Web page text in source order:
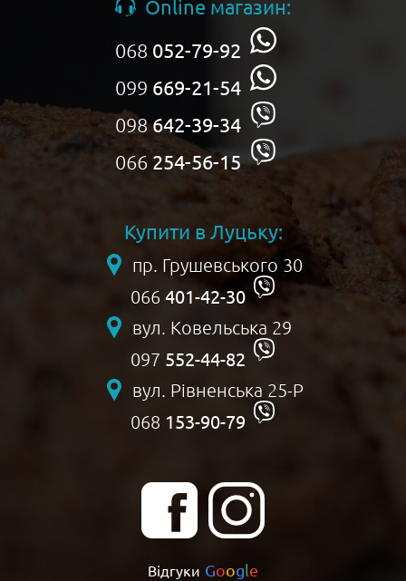
Відгуки Google
Online магазин:
068 052-79-92
099 669-21-54
098642-39-34
066 254-56-15
Купити в Луцьку:
пр. Грушевського 30
066 401-42-30
вул. Ковельська 29
097 552-44-82
вул. Рівненська 25-Р
068 153-90-79